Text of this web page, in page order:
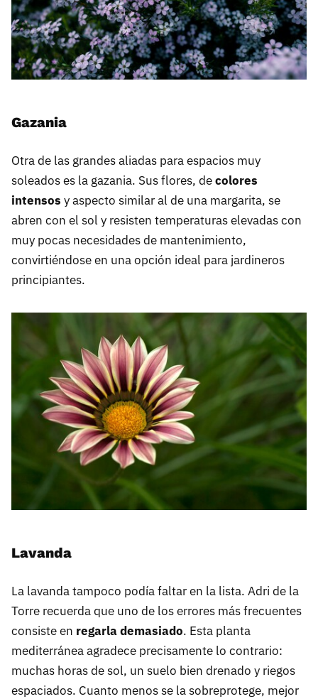
Gazania
Otra de las grandes aliadas para espacios muy
soleados es la gazania. Sus flores, decolores
intensos y aspecto similar al de una margarita, se
abren con el sol y resisten temperaturas elevadas con
muy pocas necesidades de mantenimiento,
convirtiéndose en una opción ideal para jardineros
principiantes.
Lavanda
La lavanda tampoco podía faltar en la lista. Adri de la
Torre recuerda que uno de los errores más frecuentes
consiste en regarla demasiado. Esta planta
mediterránea agradece precisamente lo contrario:
muchas horas de sol, un suelo bien drenado y riegos
espaciados. Cuanto menos se la sobreprotege, mejor